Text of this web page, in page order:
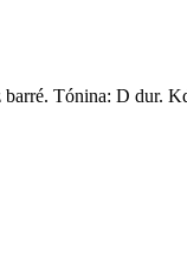
Tónina: D dur.